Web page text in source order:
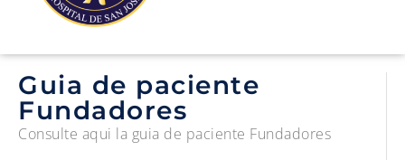
Guia de paciente
Fundadores
Consulte aqui la guia de paciente Fundadores